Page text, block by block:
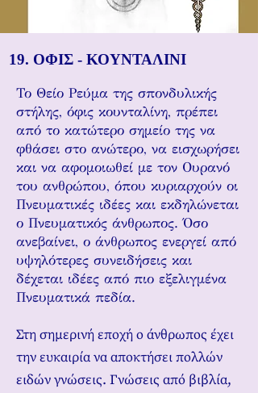
19. ΟΦΙΣ - ΚΟΥΝΤΑΛΙΝΙ
Το Θείο Ρεύμα της σπονδυλικής
στήλης, όφις κουνταλίνη, πρέπει
από το κατώτερο σημείο της να
φθάσει στο ανώτερο, να εισχωρήσει
και να αφομοιωθεί με τον Ουρανό
του ανθρώπου, όπου κυριαρχούν οι
Πνευματικές ιδέες και εκδηλώνεται
ο Πνευματικός άνθρωπος. Όσο
ανεβαίνει, ο άνθρωπος ενεργεί από
υψηλότερες συνειδήσεις και
δέχεται ιδέες από πιο εξελιγμένα
Πνευματικά πεδία.
Στη σημερινή εποχή ο άνθρωπος έχει
την ευκαιρία να αποκτήσει πολλών
ειδών γνώσεις. Γνώσεις από βιβλία,